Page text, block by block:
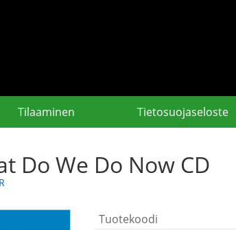
Tilaaminen Tietosuojaseloste
Do We Do Now CD
Tuotekoodi